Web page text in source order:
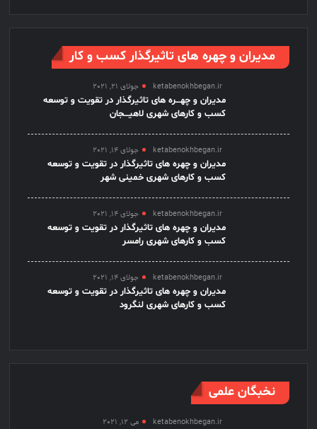
مدیران و چهره های تاثیرگذار کسب و کار
ketabenokhbegan.ir جولای 21, 2021
مدیران و چهـــره های تاثیرگذار در تقویت و توسعه
کسب و کارهای شهری لاهیـــجان
ketabenokhbegan.ir جولای 14, 2021
مدیران و چهره های تاثیرگذار در تقویت و توسعه
کسب و کارهای شهری خمینی شهر
ketabenokhbegan.ir جولای 14, 2021
مدیران و چهره های تاثیرگذار در تقویت و توسعه
کسب و کارهای شهری رامسر
ketabenokhbegan.ir جولای 14, 2021
مدیران و چهره های تاثیرگذار در تقویت و توسعه
کسب و کارهای شهری لنگرود
نخبگان علمی
ketabenokhbegan.ir می 12, 2021